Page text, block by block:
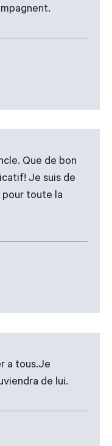
Que de bon
Je suis de
toute la
a tous.Je
de lui.